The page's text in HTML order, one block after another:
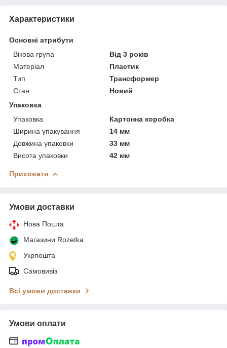
Характеристики
Основні атрибути
Вікова група
Від 3 років
Матеріал
Пластик
Тип
Трансформер
Стан
Новий
Упаковка
Упаковка
Картонна коробка
Ширина упакування
14 мм
Довжина упаковки
33 мм
Висота упаковки
42 мм
Приховати
Умови доставки
Нова Пошта
Магазини Rozetka
Укрпошта
Самовивіз
Всі умови доставки
Умови оплати